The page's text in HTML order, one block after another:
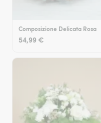
Composizione Delicata Rosa
54,99 €